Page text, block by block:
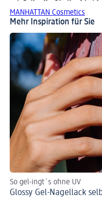
MANHATTAN Cosmetics
Mehr Inspiration für Sie
So gel-ingt´s ohne UV
Glossy Gel-Nagellack